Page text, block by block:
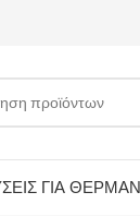
ΓΙΑ